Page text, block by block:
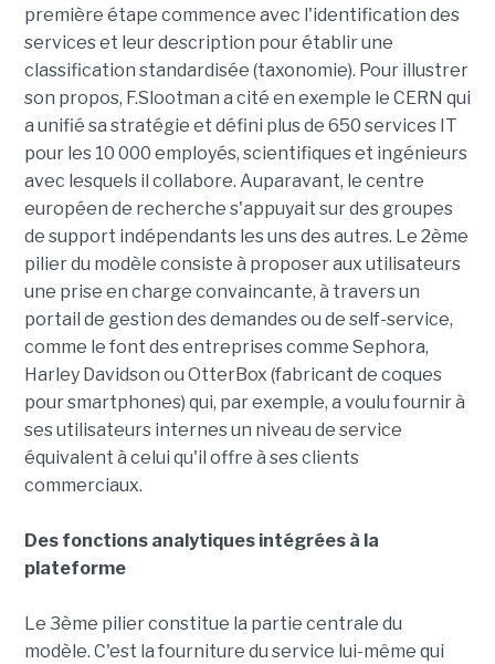
première étape commence avec l'identification des
services et leur description pour établir une
classification standardisée (taxonomie). Pour illustrer
son propos, F.Slootman a cité en exemple le CERN qui
a unifié sa stratégie et défini plus de 650 services IT
pour les 10 000 employés, scientifiques et ingénieurs
avec lesquels il collabore. Auparavant, le centre
européen de recherche s'appuyait sur des groupes
de support indépendants les uns des autres. Le 2ème
pilier du modèle consiste à proposer aux utilisateurs
une prise en charge convaincante, à travers un
portail de gestion des demandes ou de self-service,
comme le font des entreprises comme Sephora,
Harley Davidson ou OtterBox (fabricant de coques
pour smartphones) qui, par exemple, a voulu fournir à
ses utilisateurs internes un niveau de service
équivalent à celui qu'il offre à ses clients
commerciaux.
Des fonctions analytiques intégrées à la
plateforme
Le 3ème pilier constitue la partie centrale du
modèle. C'est la fourniture du service lui-même qui